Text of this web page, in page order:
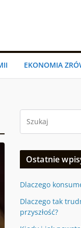
EKONOMIA
Ostatnie
Dlaczego
Dlaczego tak
przyszłość?